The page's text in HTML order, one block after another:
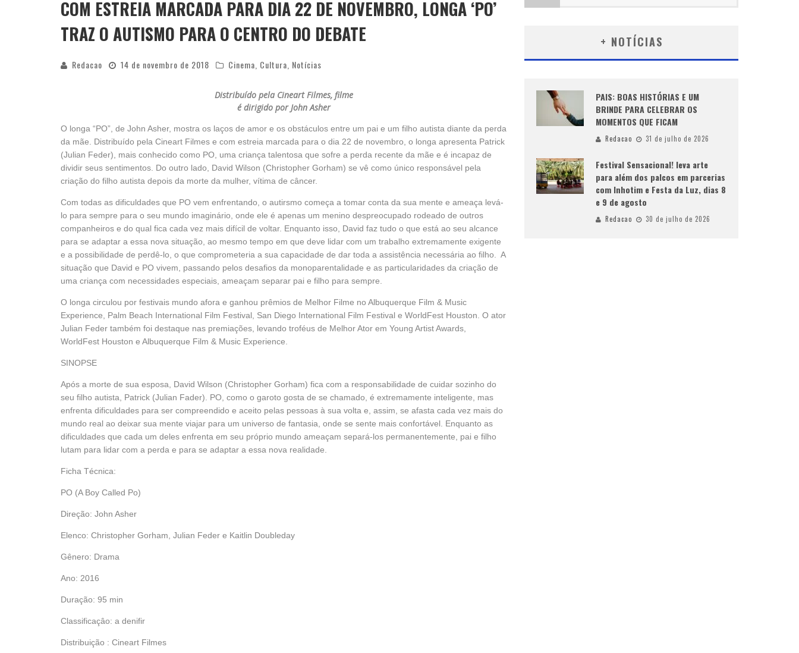
COM ESTREIA MARCADA PARA DIA 22 DE NOVEMBRO, LONGA ‘PO’
TRAZ O AUTISMO PARA O CENTRO DO DEBATE
Redacao 14 de novembro de 2018 Cinema Cultura Notícias
Distribuído pela Cineart Filmes, filme
é dirigido por John Asher
O longa “PO”, de John Asher, mostra os laços de amor e os obstáculos entre um pai e um filho autista diante da perda
da mãe. Distribuído pela Cineart Filmes e com estreia marcada para o dia 22 de novembro, o longa apresenta Patrick
(Julian Feder), mais conhecido como PO, uma criança talentosa que sofre a perda recente da mãe e é incapaz de
dividir seus sentimentos. Do outro lado, David Wilson (Christopher Gorham) se vê como único responsável pela
criação do filho autista depois da morte da mulher, vítima de câncer.
Com todas as dificuldades que PO vem enfrentando, o autirsmo começa a tomar conta da sua mente e ameaça levá-
lo para sempre para o seu mundo imaginário, onde ele é apenas um menino despreocupado rodeado de outros
companheiros e do qual fica cada vez mais difícil de voltar. Enquanto isso, David faz tudo o que está ao seu alcance
para se adaptar a essa nova situação, ao mesmo tempo em que deve lidar com um trabalho extremamente exigente
e a possibilidade de perdê-lo, o que comprometeria a sua capacidade de dar toda a assistência necessária ao filho. A
situação que David e PO vivem, passando pelos desafios da monoparentalidade e as particularidades da criação de
uma criança com necessidades especiais, ameaçam separar pai e filho para sempre.
O longa circulou por festivais mundo afora e ganhou prêmios de Melhor Filme no Albuquerque Film & Music
Experience, Palm Beach International Film Festival, San Diego International Film Festival e WorldFest Houston. O ator
Julian Feder também foi destaque nas premiações, levando troféus de Melhor Ator em Young Artist Awards,
WorldFest Houston e Albuquerque Film & Music Experience.
SINOPSE
Após a morte de sua esposa, David Wilson (Christopher Gorham) fica com a responsabilidade de cuidar sozinho do
seu filho autista, Patrick (Julian Fader). PO, como o garoto gosta de se chamado, é extremamente inteligente, mas
enfrenta dificuldades para ser compreendido e aceito pelas pessoas à sua volta e, assim, se afasta cada vez mais do
mundo real ao deixar sua mente viajar para um universo de fantasia, onde se sente mais confortável. Enquanto as
dificuldades que cada um deles enfrenta em seu próprio mundo ameaçam separá-los permanentemente, pai e filho
lutam para lidar com a perda e para se adaptar a essa nova realidade.
Ficha Técnica:
PO (A Boy Called Po)
Direção: John Asher
Elenco: Christopher Gorham, Julian Feder e Kaitlin Doubleday
Gênero: Drama
Ano: 2016
Duração: 95 min
Classificaçâo: a denifir
Distribuição : Cineart Filmes
+ NOTÍCIAS
PAIS: BOAS HISTÓRIAS E UM
BRINDE PARA CELEBRAR OS
MOMENTOS QUE FICAM
Redacao 31 de julho de 2026
Festival Sensacional! leva arte
para além dos palcos em parcerias
com Inhotim e Festa da Luz, dias 8
e 9 de agosto
Redacao 30 de julho de 2026